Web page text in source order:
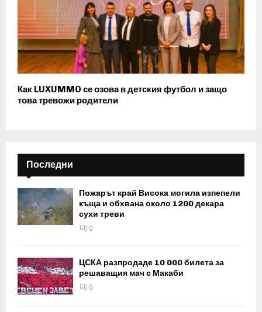
Как LUXUMMO се озова в детския футбол и защо
това тревожи родители
Последни
Пожарът край Висока могила изпепели
къща и обхвана около 1200 декара
сухи треви
0
ЦСКА разпродаде 10 000 билета за
решаващия мач с Макаби
0